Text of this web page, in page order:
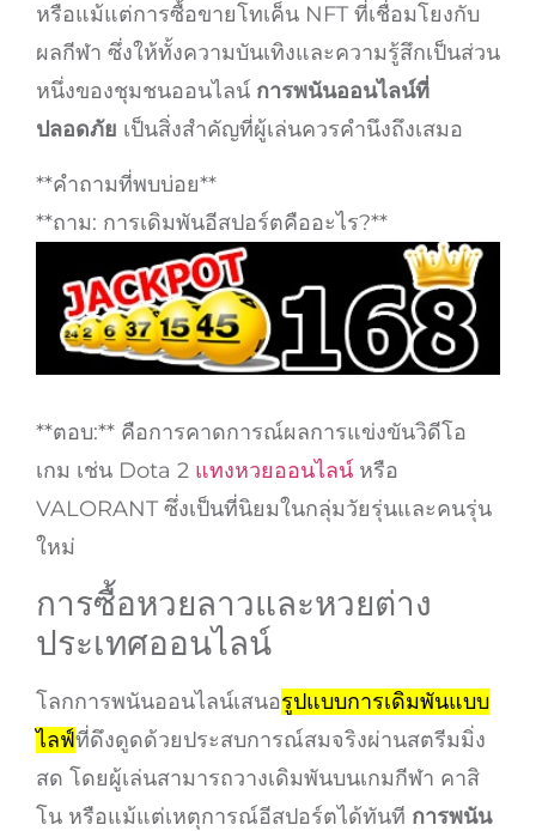
หรือแม้แต่การซื้อขายโทเค็น NFT ที่เชื่อมโยงกับ
ผลกีฬา ซึ่งให้ทั้งความบันเทิงและความรู้สึกเป็นส่วน
หนึ่งของชุมชนออนไลน์ การพนันออนไลน์ที่
ปลอดภัย เป็นสิ่งสำคัญที่ผู้เล่นควรคำนึงถึงเสมอ
**คำถามที่พบบ่อย**
**ถาม: การเดิมพันอีสปอร์ตคืออะไร?**
**ตอบ:** คือการคาดการณ์ผลการแข่งขันวิดีโอ
เกม เช่น Dota 2 แทงหวยออนไลน์ หรือ
VALORANT ซึ่งเป็นที่นิยมในกลุ่มวัยรุ่นและคนรุ่น
ใหม่
การซื้อหวยลาวและหวยต่าง
ประเทศออนไลน์
โลกการพนันออนไลน์เสนอรูปแบบการเดิมพันแบบ
ไลฟ์ที่ดึงดูดด้วยประสบการณ์สมจริงผ่านสตรีมมิ่ง
สด โดยผู้เล่นสามารถวางเดิมพันบนเกมกีฬา คาสิ
โน หรือแม้แต่เหตุการณ์อีสปอร์ตได้ทันที การพนัน